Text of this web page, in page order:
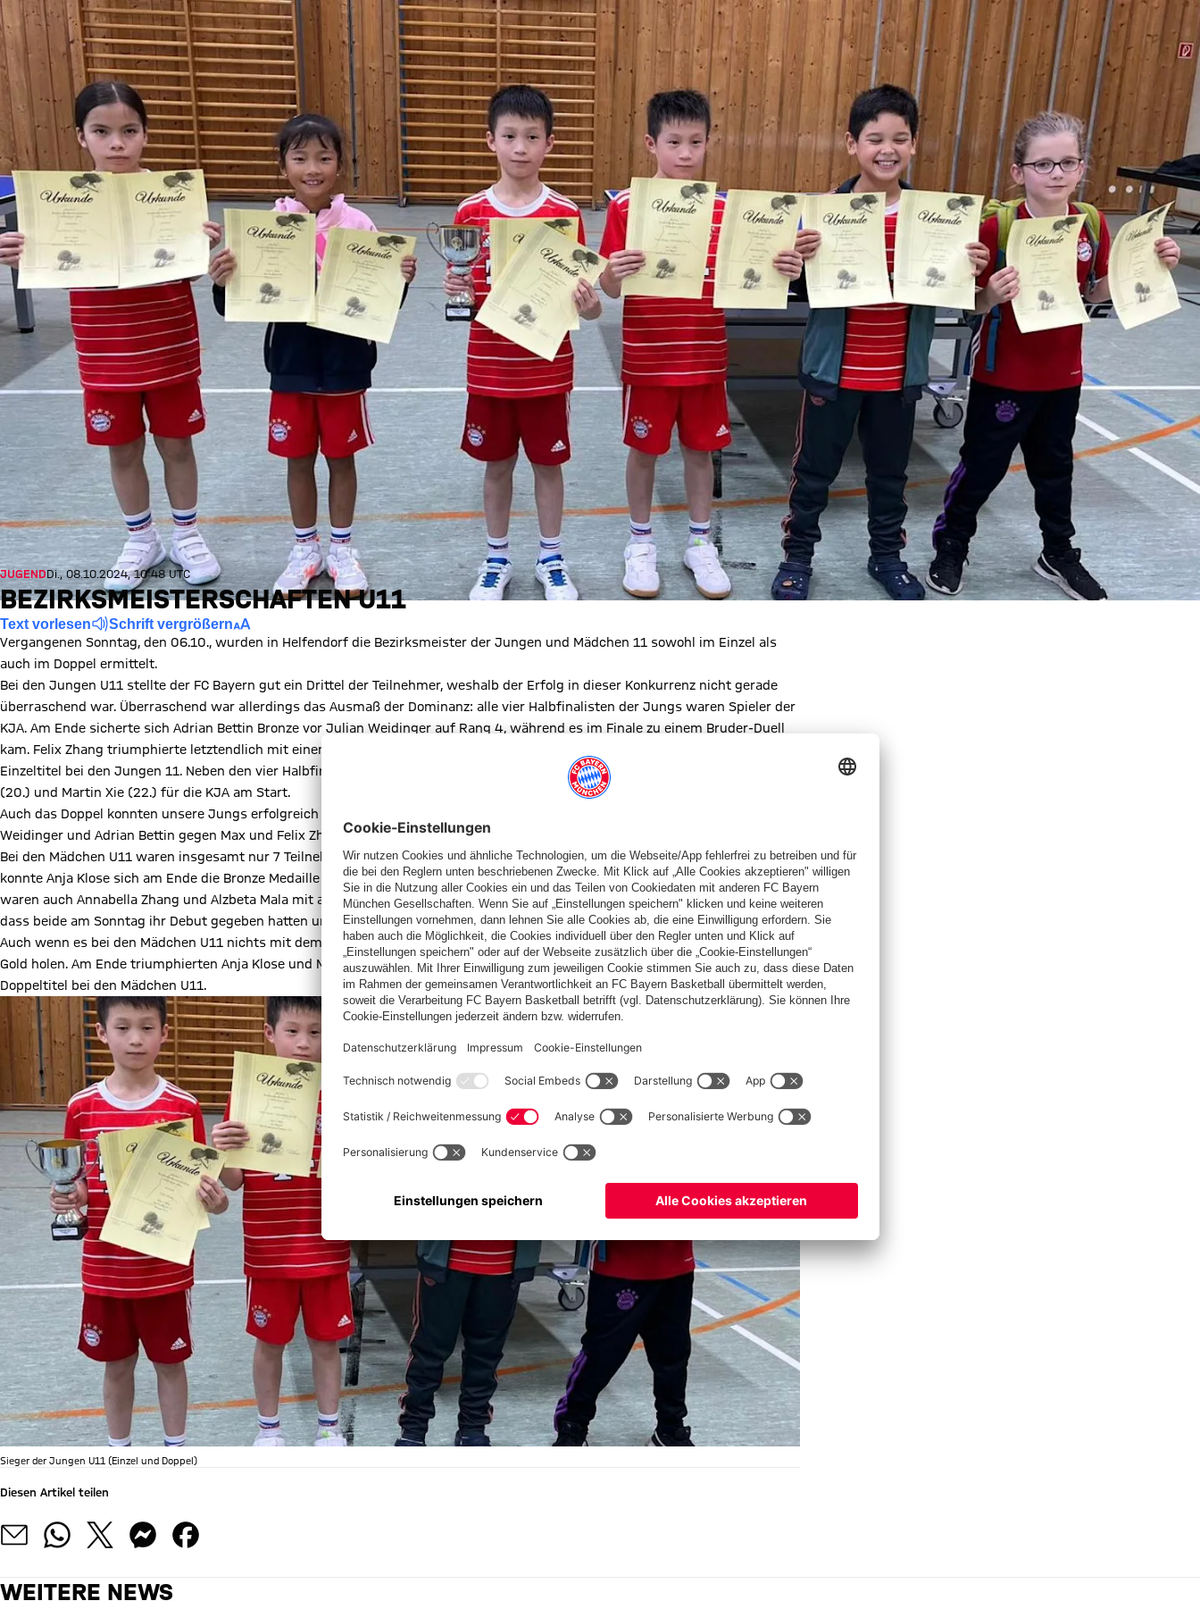
JUGENDDi., 08.10.2024, 10:48 UTC
BEZIRKSMEISTERSCHAFTEN U11
Text vorlesen Schrift vergrößern
Vergangenen Sonntag, den 06.10., wurden in Helfendorf die Bezirksmeister der Jungen und Mädchen 11 sowohl im Einzel als
auch im Doppel ermittelt.
Bei den Jungen U11 stellte der FC Bayern gut ein Drittel der Teilnehmer, weshalb der Erfolg in dieser Konkurrenz nicht gerade
überraschend war. Überraschend war allerdings das Ausmaß der Dominanz: alle vier Halbfinalisten der Jungs waren Spieler der
KJA. Am Ende sicherte sich Adrian Bettin Bronze vor Julian Weidinger auf Rang 4, während es im Finale zu einem Bruder-Duell
kam. Felix Zhang triumphierte letztendlich mit einem 11:9 im fünften Satz über seinen Zwillingsbruder Max und holte sich den
Einzeltitel bei den Jungen 11. Neben den vier Halbfinalisten waren auch Lui Tscherter (15. Platz), Thomas Cao (19.), Antonio Xie
(20.) und Martin Xie (22.) für die KJA am Start.
Auch das Doppel konnten unsere Jungs erfolgreich gestalten und so kam es auch hier zu einem internen Finale, welches Julian
Weidinger und Adrian Bettin gegen Max und Felix Zhang für sich entscheiden konnten.
Bei den Mädchen U11 waren insgesamt nur 7 Teilnehmerinnen aus zwei Vereinen am Start. Im Modus "Jeder gegen Jeden"
konnte Anja Klose sich am Ende die Bronze Medaille sichern, dicht gefolgt von Miecia Ye auf Platz 4. Neben Anja und Miecia
waren auch Annabella Zhang und Alzbeta Mala mit am Start. Am Ende reichte es für Platz 6 bzw. 7, wobei erwähnt werden muss,
dass beide am Sonntag ihr Debut gegeben hatten und dahingehend eine super Leistung abgerufen hatten.
Auch wenn es bei den Mädchen U11 nichts mit dem Turniersieg im Einzel werden sollte, so konnte man wenigstens im Doppel
Gold holen. Am Ende triumphierten Anja Klose und Miecia Ye über die beiden gegnerischen Doppel und holten sich den
Doppeltitel bei den Mädchen U11.
Sieger der Jungen U11 (Einzel und Doppel)
Diesen Artikel teilen
WEITERE NEWS